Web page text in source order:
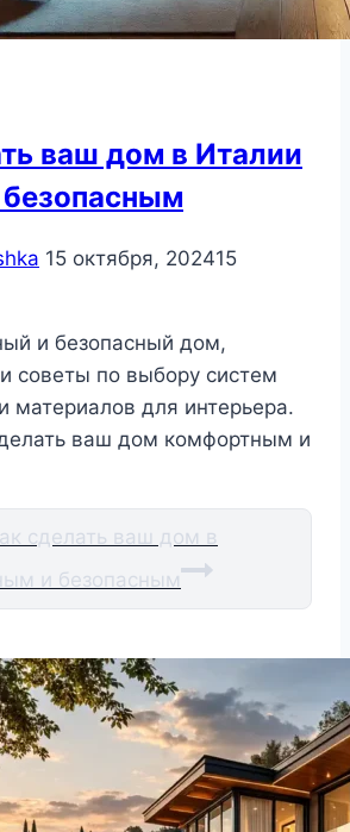
ваш дом в Италии
15 октября, 202415
и безопасный дом,
советы по выбору систем
материалов для интерьера.
ваш дом комфортным и
сделать ваш дом в
и безопасным